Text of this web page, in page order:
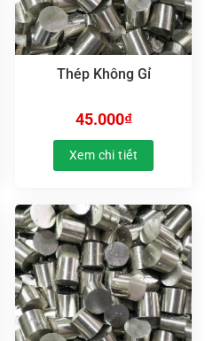
Thép Không Gỉ
45.000₫
Xem chi tiết